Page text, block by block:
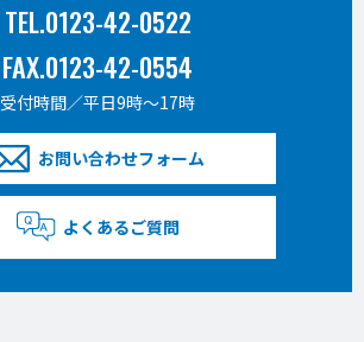
TEL.0123-42-0522
FAX.0123-42-0554
受付時間／平日9時〜17時
お問い合わせフォーム
よくあるご質問